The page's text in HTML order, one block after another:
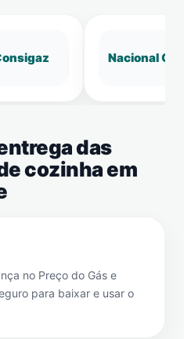
Nacional Gás
das
cozinha em
no Preço do Gás e
para baixar e usar o